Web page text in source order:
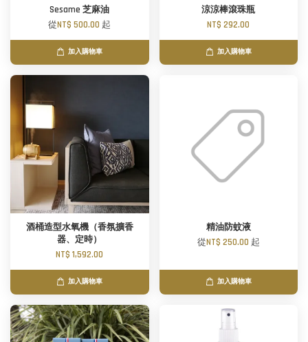
Sesame 芝麻油
從NT$ 500.00 起
加入購物車
涼涼棒滾珠瓶
NT$ 292.00
加入購物車
酒桶造型水氧機（香氛擴香
器、定時）
NT$ 1,592.00
加入購物車
精油防蚊液
從NT$ 250.00 起
加入購物車